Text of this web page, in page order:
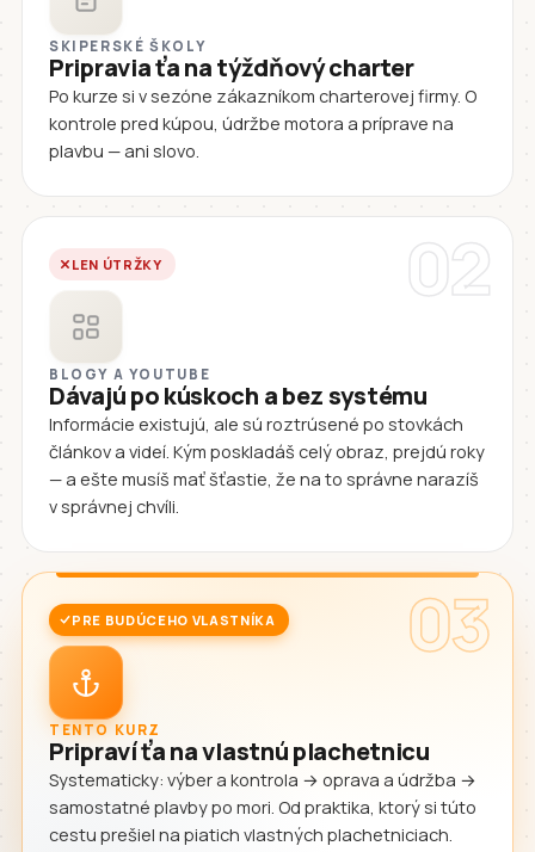
SKIPERSKÉ ŠKOLY
Pripravia ťa na týždňový charter
Po kurze si v sezóne zákazníkom charterovej firmy. O
kontrole pred kúpou, údržbe motora a príprave na
plavbu — ani slovo.
02
LEN ÚTRŽKY
BLOGY A YOUTUBE
Dávajú po kúskoch a bez systému
Informácie existujú, ale sú roztrúsené po stovkách
článkov a videí. Kým poskladáš celý obraz, prejdú roky
— a ešte musíš mať šťastie, že na to správne narazíš
v správnej chvíli.
03
PRE BUDÚCEHO VLASTNÍKA
TENTO KURZ
Pripraví ťa na vlastnú plachetnicu
Systematicky: výber a kontrola → oprava a údržba →
samostatné plavby po mori. Od praktika, ktorý si túto
cestu prešiel na piatich vlastných plachetniciach.